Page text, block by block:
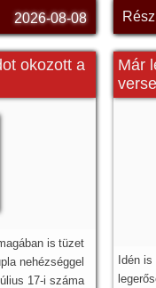
halált halt,
emlékeztek.
2026-08-08
okozott a
is tüzet
nehézséggel
17-i száma
Már
Idén